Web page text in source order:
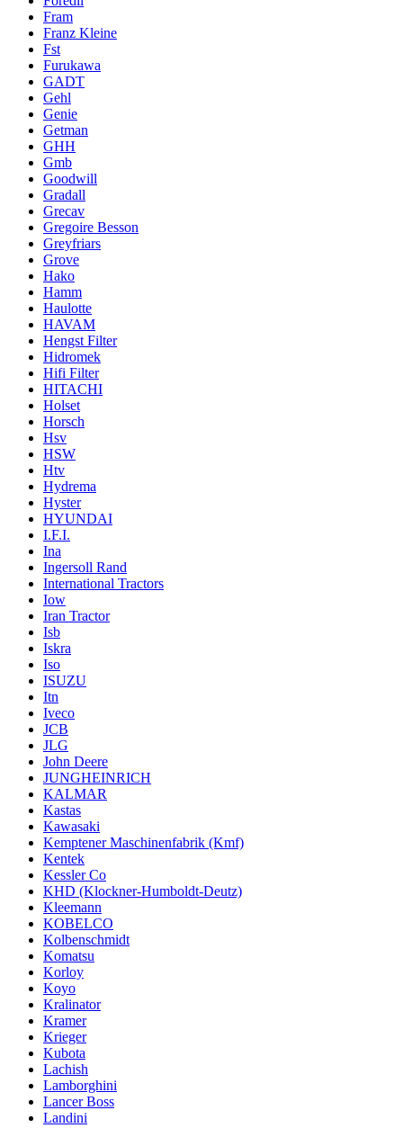
Fram
Franz Kleine
Fst
Furukawa
GADT
Gehl
Genie
Getman
GHH
Gmb
Goodwill
Gradall
Grecav
Gregoire Besson
Greyfriars
Grove
Hako
Hamm
Haulotte
HAVAM
Hengst Filter
Hidromek
Hifi Filter
HITACHI
Holset
Horsch
Hsv
HSW
Htv
Hydrema
Hyster
HYUNDAI
I.F.I.
Ina
Ingersoll Rand
International Tractors
Iow
Iran Tractor
Isb
Iskra
Iso
ISUZU
Itn
Iveco
JCB
JLG
John Deere
JUNGHEINRICH
KALMAR
Kastas
Kawasaki
Kemptener Maschinenfabrik (Kmf)
Kentek
Kessler Co
KHD (Klockner-Humboldt-Deutz)
Kleemann
KOBELCO
Kolbenschmidt
Komatsu
Korloy
Koyo
Kralinator
Kramer
Krieger
Kubota
Lachish
Lamborghini
Lancer Boss
Landini